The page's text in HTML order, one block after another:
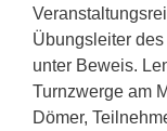
Übungsleiter
unter Beweis.
Turnzwerge am
Dömer,